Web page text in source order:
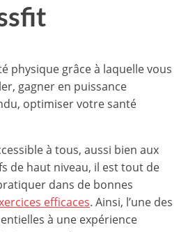
physique grâce à laquelle vous
gagner en puissance
optimiser votre santé
à tous, aussi bien aux
de haut niveau, il est tout de
dans de bonnes
efficaces. Ainsi, l’une des
à une expérience